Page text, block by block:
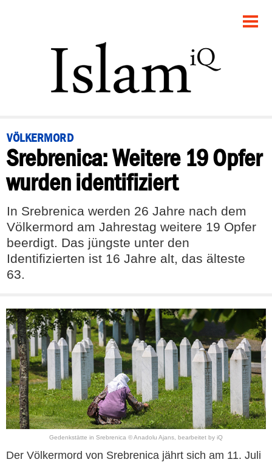
POLITIK
PANORAMA
RECHT
FEUILLETON
DEBATTE
VÖLKERMORD
Srebrenica: Weitere 19 Opfer
wurden identifiziert
In Srebrenica werden 26 Jahre nach dem
Völkermord am Jahrestag weitere 19 Opfer
beerdigt. Das jüngste unter den
Identifizierten ist 16 Jahre alt, das älteste
63.
Gedenkstätte in Srebrenica © Anadolu Ajans, bearbeitet by iQ
Der Völkermord von Srebrenica jährt sich am 11. Juli